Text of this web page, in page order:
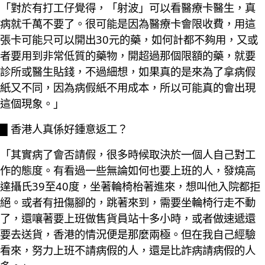
「對於有打工仔覺得，「射波」可以看醫療卡醫生，真
病就千萬不要了。很可能是因為醫療卡會限收費，用這
張卡可能只可以開出30元的藥，如何計都不夠用，又或
者要用到非常低質的藥物，開超過那個限額的藥，就要
診所或醫生貼錢，不過細想，如果真的是來為了拿病假
紙又不同，因為病假紙不用成本，所以可能真的會出現
這個現象。」
█ 香港人真係好鍾意返工？
「其實病了會否請假，很多時候取決於一個人自己對工
作的態度。有看過一些無論如何也要上班的人，發燒高
達攝氏39至40度，坐著輪椅枱著進來，想叫他入院都拒
絕。或者有扭傷腳的，跳著來到，需要坐輪椅行走不動
了，還嚷著要上班做售貨員站十多小時，或者做速遞還
要去送貨，香港的情況便是那麼兩極。但在我自己經驗
看來，努力上班不請病假的人，還是比詐病請病假的人